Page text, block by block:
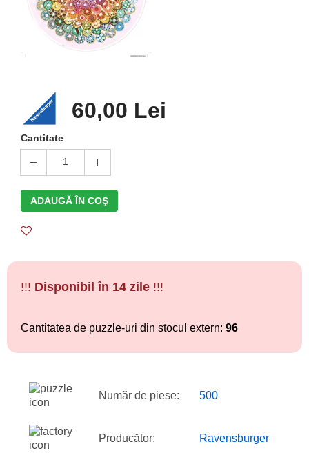
60,00 Lei
Cantitate
1
ADAUGĂ ÎN COŞ
!!! Disponibil în 14 zile !!!
Cantitatea de puzzle-uri din stocul extern: 96
Număr de piese: 500
Producător: Ravensburger